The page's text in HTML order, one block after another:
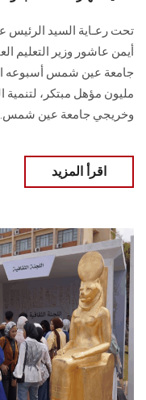
تحت رعـاية السيد الرئيس
أيمن عاشور وزير التعليم
مليون مؤهل مبتكر، لتنمية
وخريجي جامعة عين شمس.
اقرأ المزيد